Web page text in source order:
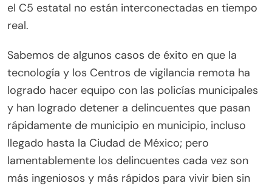
el C5 estatal no están interconectadas en tiempo
real.
Sabemos de algunos casos de éxito en que la
tecnología y los Centros de vigilancia remota ha
logrado hacer equipo con las policías municipales
y han logrado detener a delincuentes que pasan
rápidamente de municipio en municipio, incluso
llegado hasta la Ciudad de México; pero
lamentablemente los delincuentes cada vez son
más ingeniosos y más rápidos para vivir bien sin